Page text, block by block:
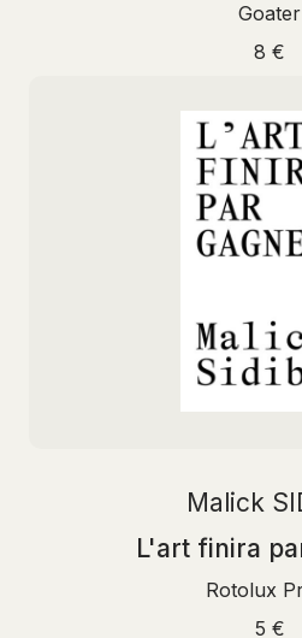
Goater
8 €
Malick
L'art finira
Rotolux
5 €